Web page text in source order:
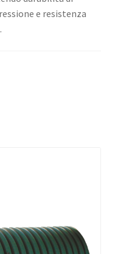
e resistenza